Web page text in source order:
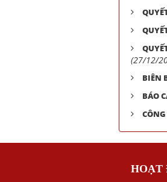
(27/12/
BIÊN
BÁO
HOẠT